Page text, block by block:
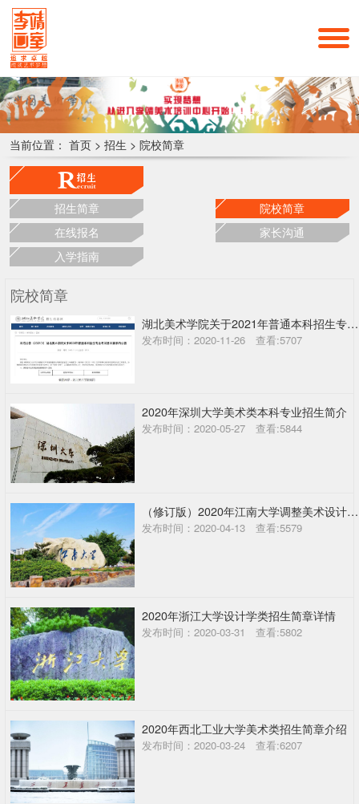
当前位置： 首页 > 招生 > 院校简章
招生简章
院校简章
在线报名
家长沟通
入学指南
院校简章
湖北美术学院关于2021年普通本科招生专业考试基本要求的公告
发布时间：2020-11-26 查看:5707
2020年深圳大学美术类本科专业招生简介
发布时间：2020-05-27 查看:5844
（修订版）2020年江南大学调整美术设计类专业招生考试方案
发布时间：2020-04-13 查看:5579
2020年浙江大学设计学类招生简章详情
发布时间：2020-03-31 查看:5802
2020年西北工业大学美术类招生简章介绍
发布时间：2020-03-24 查看:6207